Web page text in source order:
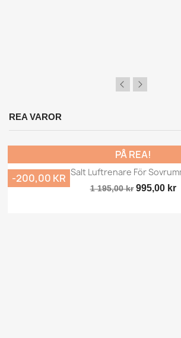
REA VAROR
Salt Luftrenare För
1 195,00 kr 995,00 kr
PÅ REA!
-200,00 KR